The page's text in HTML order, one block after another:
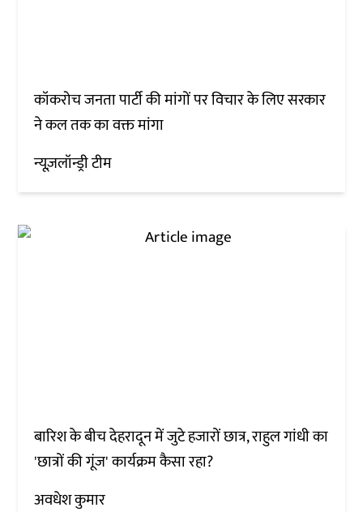
कॉकरोच जनता पार्टी की मांगों पर विचार के लिए सरकार
ने कल तक का वक्त मांगा
न्यूज़लॉन्ड्री टीम
बारिश के बीच देहरादून में जुटे हजारों छात्र, राहुल गांधी का
'छात्रों की गूंज' कार्यक्रम कैसा रहा?
अवधेश कुमार